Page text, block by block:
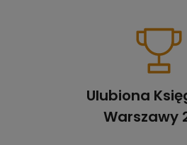
Ulubiona
Warszawy